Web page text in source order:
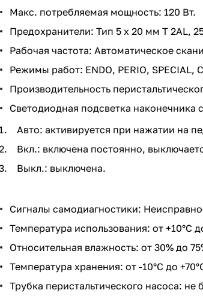
Макс. потребляемая мощность: 120 Вт.
Предохранители: Тип 5 x 20 мм Т 2AL,
Рабочая частота: Автоматическое
Режимы работ: ENDO, PERIO, SPECIAL,
Производительность
Светодиодная подсветка
Авто: активируется при нажатии на
Вкл.: включена постоянно,
Выкл.: выключена.
Сигналы самодиагностики:
Температура использования: от +10°C
Относительная влажность: от 30% до
Температура хранения: от -10°C до
Трубка перистальтического насоса: не